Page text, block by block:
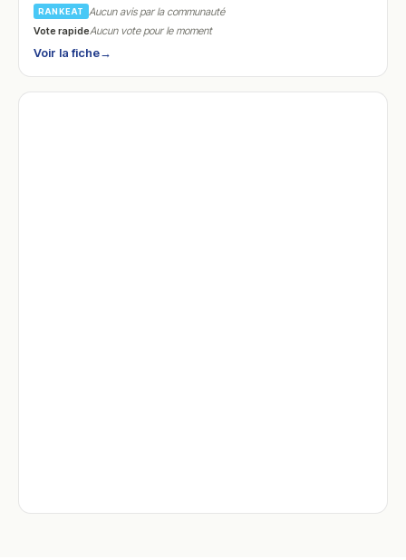
RANKEAT
Aucun avis par la communauté
Vote rapideAucun vote pour le moment
Voir la fiche→